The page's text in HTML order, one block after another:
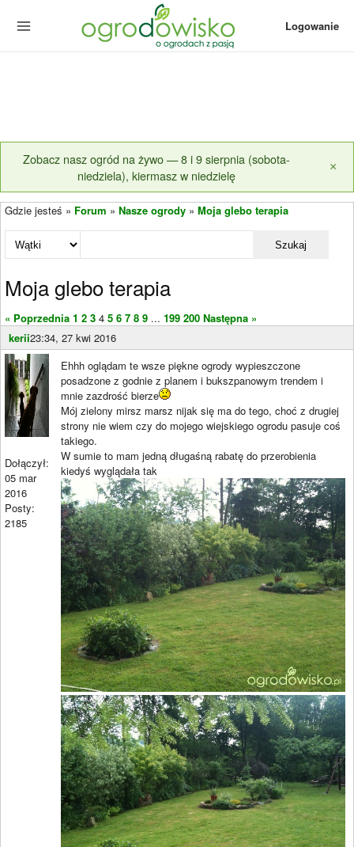
Logowanie
Zobacz nasz ogród na żywo — 8 i 9 sierpnia (sobota-
niedziela), kiermasz w niedzielę
×
Gdzie jesteś » Forum » Nasze ogrody » Moja glebo terapia
Szukaj
Moja glebo terapia
« Poprzednia 1 2 3 4 5 6 7 8 9 ... 199 200 Następna »
kerii23:34, 27 kwi 2016
Dołączył:
05 mar
2016
Posty:
2185
Ehhh oglądam te wsze piękne ogrody wypieszczone
posadzone z godnie z planem i bukszpanowym trendem i
mnie zazdrość bierze
Mój zielony mirsz marsz nijak się ma do tego, choć z drugiej
strony nie wiem czy do mojego wiejskiego ogrodu pasuje coś
takiego.
W sumie to mam jedną długaśną rabatę do przerobienia
kiedyś wyglądała tak